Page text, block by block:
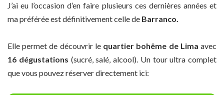
J’ai eu l’occasion d’en faire plusieurs ces dernières années et
ma préférée est définitivement celle de Barranco.
Elle permet de découvrir le quartier bohême de Lima avec
16 dégustations (sucré, salé, alcool). Un tour ultra complet
que vous pouvez réserver directement ici: